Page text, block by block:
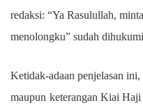
redaksi: “Ya Rasulullah,
menolongku” sudah
Ketidak-adaan penjelasan
maupun keterangan Kiai